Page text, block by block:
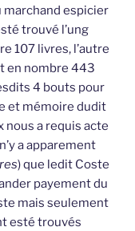
marchand espicier
trouvé l’ung
107 livres, l’autre
en nombre 443
4 bouts pour
et mémoire dudit
nous a requis acte
a apparement
) que ledit Coste
payement du
mais seulement
esté trouvés